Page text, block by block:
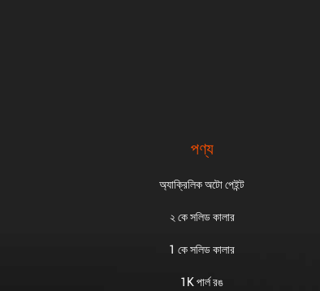
পণ্য
অ্যাক্রিলিক অটো পেইন্ট
২ কে সলিড কালার
1 কে সলিড কালার
1K পার্ল রঙ